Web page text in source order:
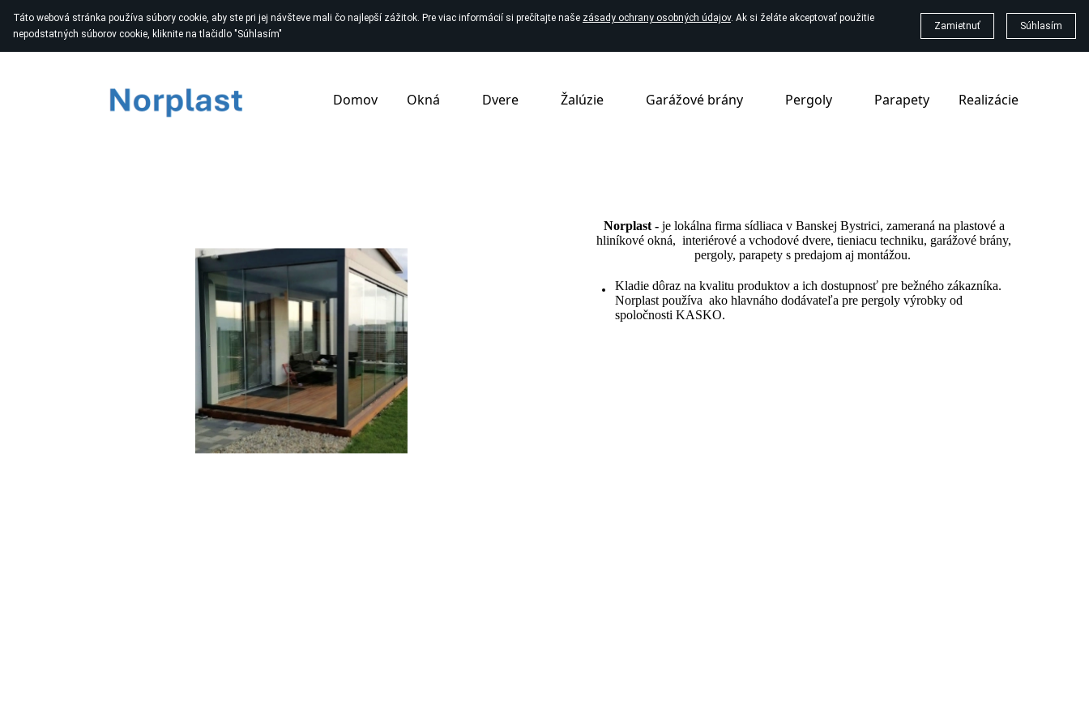
Táto webová stránka používa súbory cookie, aby ste pri jej návšteve mali čo najlepší zážitok. Pre viac informácií si prečítajte naše zásady ochrany osobných údajov. Ak si želáte akceptovať použitie
nepodstatných súborov cookie, kliknite na tlačidlo "Súhlasím"
Zamietnuť Súhlasím
Domov Okná Dvere Žalúzie Garážové brány Pergoly Parapety Realizácie
Norplast - je lokálna firma sídliaca v Banskej Bystrici, zameraná na plastové a
hliníkové okná, interiérové a vchodové dvere, tieniacu techniku, garážové brány,
pergoly, parapety s predajom aj montážou.
Kladie dôraz na kvalitu produktov a ich dostupnosť pre bežného zákazníka.
Norplast používa ako hlavnáho dodávateľa pre pergoly výrobky od
spoločnosti KASKO.